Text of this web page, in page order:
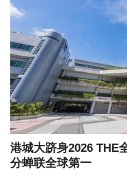
港城大跻身2026 THE
分蝉联全球第一